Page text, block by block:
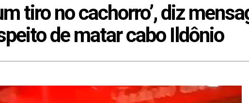
tiro no cachorro’, diz
de matar cabo Ildônio